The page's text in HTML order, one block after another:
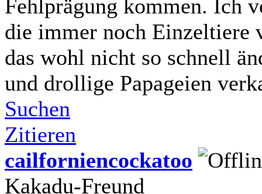
Fehlprägung kommen. Ich
die immer noch Einzeltiere
das wohl nicht so schnell
und drollige Papageien
Suchen
Zitieren
cailforniencockatoo
Kakadu-Freund